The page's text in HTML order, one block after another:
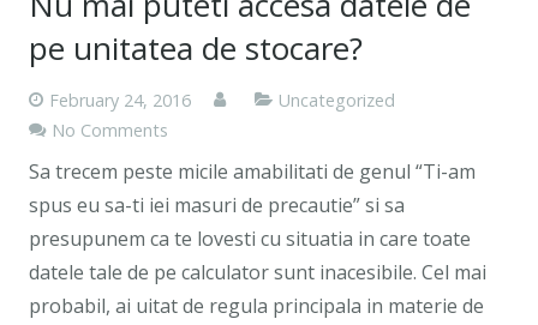
pe unitatea de stocare?
February 24, 2016
Uncategorized
No Comments
Sa trecem peste micile amabilitati de genul “Ti-am
spus eu sa-ti iei masuri de precautie” si sa
presupunem ca te lovesti cu situatia in care toate
datele tale de pe calculator sunt inacesibile. Cel mai
probabil, ai uitat de regula principala in materie de